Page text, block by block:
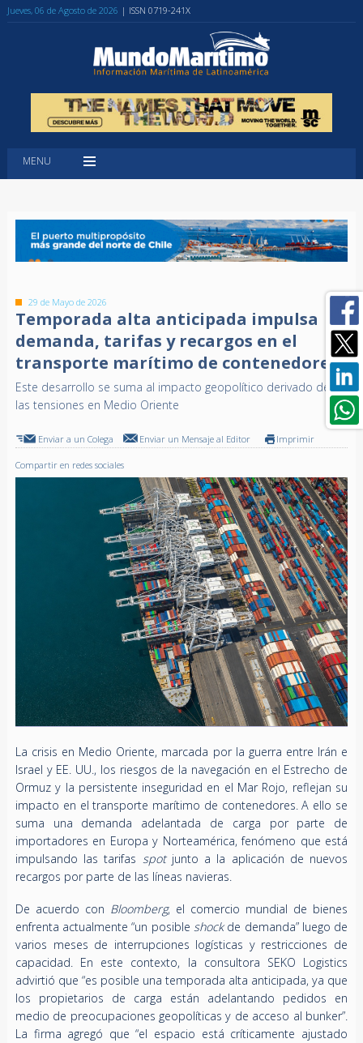
Jueves, 06 de Agosto de 2026 | ISSN 0719-241X
MENU
29 de Mayo de 2026
Temporada alta anticipada impulsa
demanda, tarifas y recargos en el
transporte marítimo de contenedores
Este desarrollo se suma al impacto geopolítico derivado de
las tensiones en Medio Oriente
Enviar a un Colega Enviar un Mensaje al Editor Imprimir
Compartir en redes sociales
La crisis en Medio Oriente, marcada por la guerra entre Irán e
Israel y EE. UU., los riesgos de la navegación en el Estrecho de
Ormuz y la persistente inseguridad en el Mar Rojo, reflejan su
impacto en el transporte marítimo de contenedores. A ello se
suma una demanda adelantada de carga por parte de
importadores en Europa y Norteamérica, fenómeno que está
impulsando las tarifas spot junto a la aplicación de nuevos
recargos por parte de las líneas navieras.
De acuerdo con Bloomberg, el comercio mundial de bienes
enfrenta actualmente “un posible shockde demanda” luego de
varios meses de interrupciones logísticas y restricciones de
capacidad. En este contexto, la consultora SEKO Logistics
advirtió que “es posible una temporada alta anticipada, ya que
los propietarios de carga están adelantando pedidos en
medio de preocupaciones geopolíticas y de acceso al bunker”.
La firma agregó que “el espacio está críticamente ajustado